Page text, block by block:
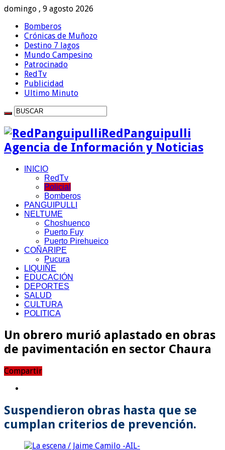
domingo , 9 agosto 2026
Bomberos
Crónicas de Muñozo
Destino 7 lagos
Mundo Campesino
Patrocinado
RedTv
Publicidad
Ultimo Minuto
RedPanguipulli
Agencia de Información y Noticias
INICIO
RedTv
Policial
Bomberos
PANGUIPULLI
NELTUME
Choshuenco
Puerto Fuy
Puerto Pirehueico
COÑARIPE
Pucura
LIQUIÑE
EDUCACIÓN
DEPORTES
SALUD
CULTURA
POLITICA
Un obrero murió aplastado en obras
de pavimentación en sector Chaura
Compartir
Suspendieron obras hasta que se
cumplan criterios de prevención.